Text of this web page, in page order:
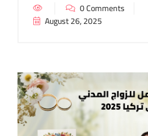
0 Comments
August 26, 2025